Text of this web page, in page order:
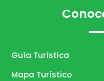
Guía Turística
Mapa Turístico